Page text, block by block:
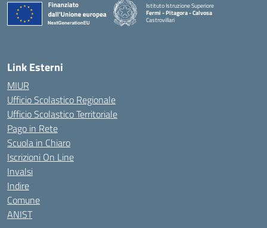
Istituto Istruzione Superiore
Fermi - Pitagora - Calvosa
Castrovillari
Link Esterni
MIUR
Ufficio Scolastico Regionale
Ufficio Scolastico Territoriale
Pago in Rete
Scuola in Chiaro
Iscrizioni On Line
Invalsi
Indire
Comune
ANIST